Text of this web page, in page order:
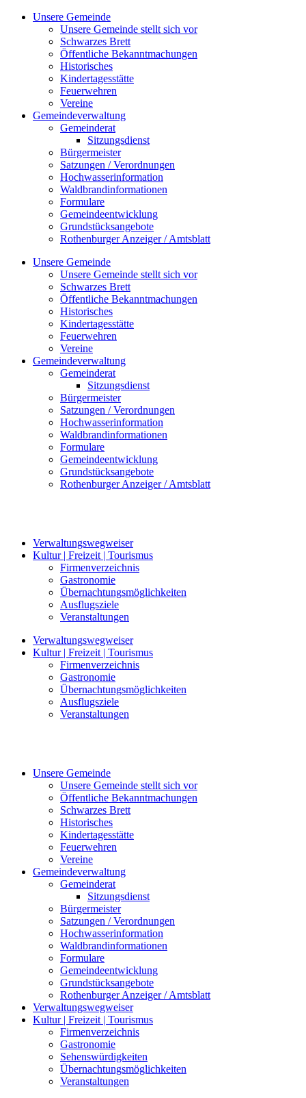
Zum
Unsere Gemeinde
Unsere Gemeinde stellt sich vor
Schwarzes Brett
Öffentliche Bekanntmachungen
Historisches
Kindertagesstätte
Feuerwehren
Vereine
Gemeindeverwaltung
Gemeinderat
Sitzungsdienst
Bürgermeister
Satzungen / Verordnungen
Hochwasserinformation
Waldbrandinformationen
Formulare
Gemeindeentwicklung
Grundstücksangebote
Rothenburger Anzeiger / Amtsblatt
Unsere Gemeinde
Unsere Gemeinde stellt sich vor
Schwarzes Brett
Öffentliche Bekanntmachungen
Historisches
Kindertagesstätte
Feuerwehren
Vereine
Gemeindeverwaltung
Gemeinderat
Sitzungsdienst
Bürgermeister
Satzungen / Verordnungen
Hochwasserinformation
Waldbrandinformationen
Formulare
Gemeindeentwicklung
Grundstücksangebote
Rothenburger Anzeiger / Amtsblatt
Verwaltungswegweiser
Kultur | Freizeit | Tourismus
Firmenverzeichnis
Gastronomie
Übernachtungsmöglichkeiten
Ausflugsziele
Veranstaltungen
Verwaltungswegweiser
Kultur | Freizeit | Tourismus
Firmenverzeichnis
Gastronomie
Übernachtungsmöglichkeiten
Ausflugsziele
Veranstaltungen
Unsere Gemeinde
Unsere Gemeinde stellt sich vor
Öffentliche Bekanntmachungen
Schwarzes Brett
Historisches
Kindertagesstätte
Feuerwehren
Vereine
Gemeindeverwaltung
Gemeinderat
Sitzungsdienst
Bürgermeister
Satzungen / Verordnungen
Hochwasserinformation
Waldbrandinformationen
Formulare
Gemeindeentwicklung
Grundstücksangebote
Rothenburger Anzeiger / Amtsblatt
Verwaltungswegweiser
Kultur | Freizeit | Tourismus
Firmenverzeichnis
Gastronomie
Sehenswürdigkeiten
Übernachtungsmöglichkeiten
Veranstaltungen